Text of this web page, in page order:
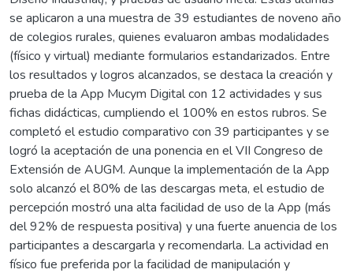
se aplicaron a una muestra de 39 estudiantes de noveno año
de colegios rurales, quienes evaluaron ambas modalidades
(físico y virtual) mediante formularios estandarizados. Entre
los resultados y logros alcanzados, se destaca la creación y
prueba de la App Mucym Digital con 12 actividades y sus
fichas didácticas, cumpliendo el 100% en estos rubros. Se
completó el estudio comparativo con 39 participantes y se
logró la aceptación de una ponencia en el VII Congreso de
Extensión de AUGM. Aunque la implementación de la App
solo alcanzó el 80% de las descargas meta, el estudio de
percepción mostró una alta facilidad de uso de la App (más
del 92% de respuesta positiva) y una fuerte anuencia de los
participantes a descargarla y recomendarla. La actividad en
físico fue preferida por la facilidad de manipulación y